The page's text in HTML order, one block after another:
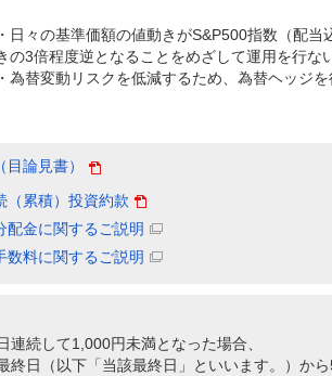
・日々の基準価額の値動きがS&P500指数（配
の3倍程度逆となることをめざして運用を行な
・為替変動リスクを低減するため、為替ヘッジ
論見書）
（累積）投資約款
配金に関するご説明
数料に関するご説明
連続して1,000円未満となった場合、
終日（以下「当該最終日」といいます。）か